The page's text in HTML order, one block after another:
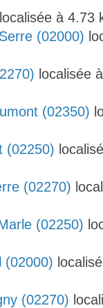
localisée à 4.73
(02000)
localisée
(02350)
(02250)
(02270)
(02250)
(02000)
(02270)